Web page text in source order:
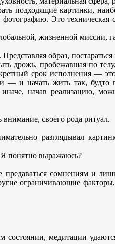
подходящие картинки,
Это техническая
жизненной миссии,
образ,
дрожь, пробежавшая по
срок исполнения —
— и начать жить так, будто
начав реализацию,
своего рода ритуал.
разглядывал
Я понятно выражаюсь?
предаваться сомнениям и
ограничивающие
медитации